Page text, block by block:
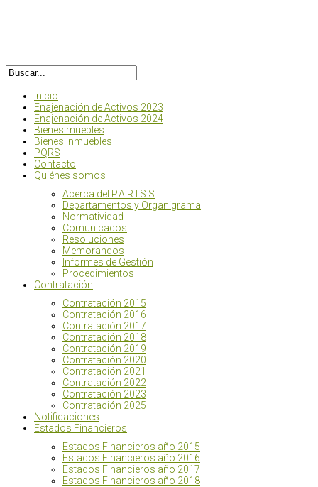
Inicio
Enajenación de Activos 2023
Enajenación de Activos 2024
Bienes muebles
Bienes Inmuebles
PQRS
Contacto
Quiénes somos
Acerca del P.A.R.I.S.S
Departamentos y Organigrama
Normatividad
Comunicados
Resoluciones
Memorandos
Informes de Gestión
Procedimientos
Contratación
Contratación 2015
Contratación 2016
Contratación 2017
Contratación 2018
Contratación 2019
Contratación 2020
Contratación 2021
Contratación 2022
Contratación 2023
Contratación 2025
Notificaciones
Estados Financieros
Estados Financieros año 2015
Estados Financieros año 2016
Estados Financieros año 2017
Estados Financieros año 2018